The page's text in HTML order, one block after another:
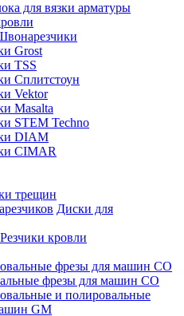
для вязки арматуры
Grost
TSS
Сплитстоун
Vektor
Masalta
STEM Techno
DIAM
CIMAR
трещин
Диски для
Резчики кровли
фрезы для машин СО